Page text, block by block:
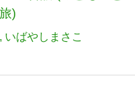
)
いばやしまさこ